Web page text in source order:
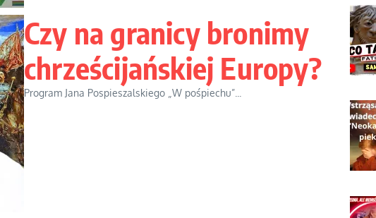
Czy na granicy bronimy
chrześcijańskiej Europy?
Program Jana Pospieszalskiego „W pośpiechu”...